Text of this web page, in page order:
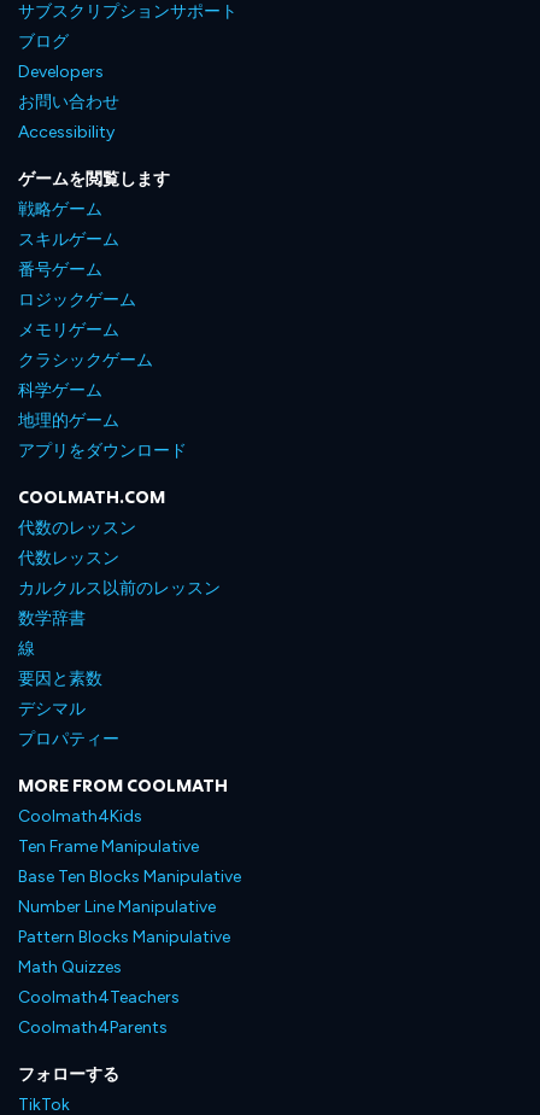
サブスクリプションサポート
ブログ
Developers
お問い合わせ
Accessibility
ゲームを閲覧します
戦略ゲーム
スキルゲーム
番号ゲーム
ロジックゲーム
メモリゲーム
クラシックゲーム
科学ゲーム
地理的ゲーム
アプリをダウンロード
COOLMATH.COM
代数のレッスン
代数レッスン
カルクルス以前のレッスン
数学辞書
線
要因と素数
デシマル
プロパティー
MORE FROM COOLMATH
Coolmath4Kids
Ten Frame Manipulative
Base Ten Blocks Manipulative
Number Line Manipulative
Pattern Blocks Manipulative
Math Quizzes
Coolmath4Teachers
Coolmath4Parents
フォローする
TikTok